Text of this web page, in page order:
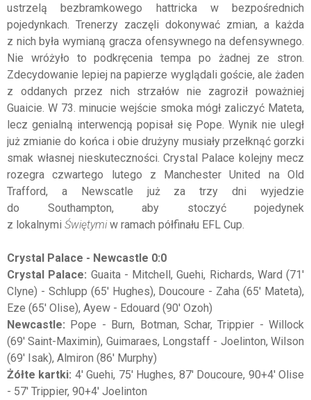
ustrzelą bezbramkowego hattricka w bezpośrednich
pojedynkach. Trenerzy zaczęli dokonywać zmian, a każda
z nich była wymianą gracza ofensywnego na defensywnego.
Nie wróżyło to podkręcenia tempa po żadnej ze stron.
Zdecydowanie lepiej na papierze wyglądali goście, ale żaden
z oddanych przez nich strzałów nie zagroził poważniej
Guaicie. W 73. minucie wejście smoka mógł zaliczyć Mateta,
lecz genialną interwencją popisał się Pope. Wynik nie uległ
już zmianie do końca i obie drużyny musiały przełknąć gorzki
smak własnej nieskuteczności. Crystal Palace kolejny mecz
rozegra czwartego lutego z Manchester United na Old
Trafford, a Newscatle już za trzy dni wyjedzie
do Southampton, aby stoczyć pojedynek
z lokalnymi Świętymiw ramach półfinału EFL Cup.
Crystal Palace - Newcastle 0:0
Crystal Palace: Guaita - Mitchell, Guehi, Richards, Ward (71'
Clyne) - Schlupp (65' Hughes), Doucoure - Zaha (65' Mateta),
Eze (65' Olise), Ayew - Edouard (90' Ozoh)
Newcastle: Pope - Burn, Botman, Schar, Trippier - Willock
(69' Saint-Maximin), Guimaraes, Longstaff - Joelinton, Wilson
(69' Isak), Almiron (86' Murphy)
Żółte kartki: 4' Guehi, 75' Hughes, 87' Doucoure, 90+4' Olise
- 57' Trippier, 90+4' Joelinton